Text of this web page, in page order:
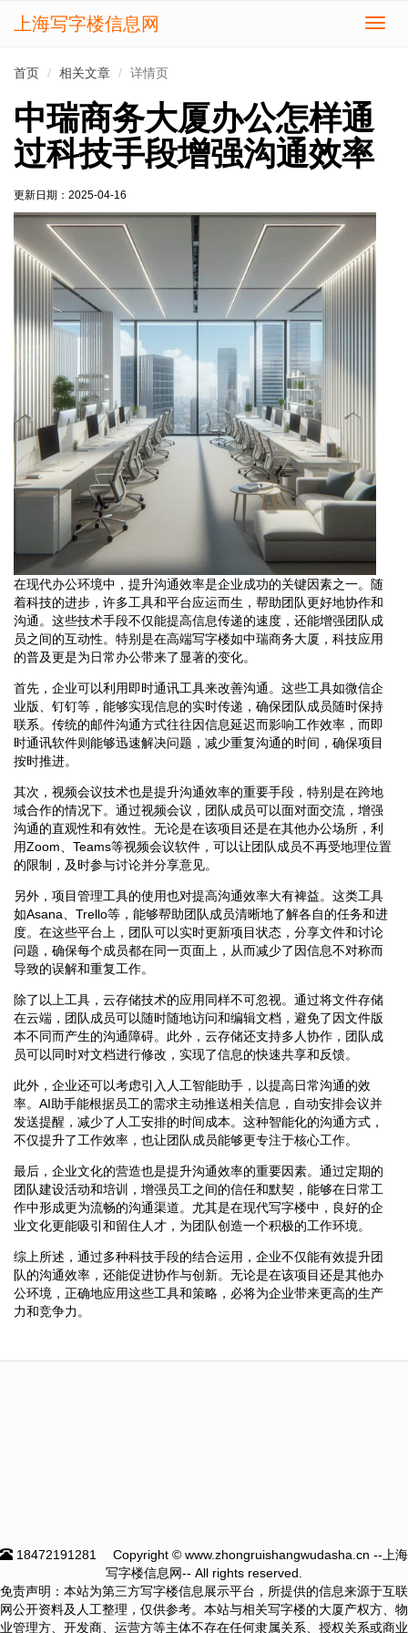
切
上海写字楼信息网
首页 相关文章 详情页
中瑞商务大厦办公怎样通
过科技手段增强沟通效率
更新日期： 2025-04-16
在现代办公环境中，提升沟通效率是企业成功的关键因素之一。随
着科技的进步，许多工具和平台应运而生，帮助团队更好地协作和
沟通。这些技术手段不仅能提高信息传递的速度，还能增强团队成
员之间的互动性。特别是在高端写字楼如中瑞商务大厦，科技应用
的普及更是为日常办公带来了显著的变化。
首先，企业可以利用即时通讯工具来改善沟通。这些工具如微信企
业版、钉钉等，能够实现信息的实时传递，确保团队成员随时保持
联系。传统的邮件沟通方式往往因信息延迟而影响工作效率，而即
时通讯软件则能够迅速解决问题，减少重复沟通的时间，确保项目
按时推进。
其次，视频会议技术也是提升沟通效率的重要手段，特别是在跨地
域合作的情况下。通过视频会议，团队成员可以面对面交流，增强
沟通的直观性和有效性。无论是在该项目还是在其他办公场所，利
用Zoom、Teams等视频会议软件，可以让团队成员不再受地理位置
的限制，及时参与讨论并分享意见。
另外，项目管理工具的使用也对提高沟通效率大有裨益。这类工具
如Asana、Trello等，能够帮助团队成员清晰地了解各自的任务和进
度。在这些平台上，团队可以实时更新项目状态，分享文件和讨论
问题，确保每个成员都在同一页面上，从而减少了因信息不对称而
导致的误解和重复工作。
除了以上工具，云存储技术的应用同样不可忽视。通过将文件存储
在云端，团队成员可以随时随地访问和编辑文档，避免了因文件版
本不同而产生的沟通障碍。此外，云存储还支持多人协作，团队成
员可以同时对文档进行修改，实现了信息的快速共享和反馈。
此外，企业还可以考虑引入人工智能助手，以提高日常沟通的效
率。AI助手能根据员工的需求主动推送相关信息，自动安排会议并
发送提醒，减少了人工安排的时间成本。这种智能化的沟通方式，
不仅提升了工作效率，也让团队成员能够更专注于核心工作。
最后，企业文化的营造也是提升沟通效率的重要因素。通过定期的
团队建设活动和培训，增强员工之间的信任和默契，能够在日常工
作中形成更为流畅的沟通渠道。尤其是在现代写字楼中，良好的企
业文化更能吸引和留住人才，为团队创造一个积极的工作环境。
综上所述，通过多种科技手段的结合运用，企业不仅能有效提升团
队的沟通效率，还能促进协作与创新。无论是在该项目还是其他办
公环境，正确地应用这些工具和策略，必将为企业带来更高的生产
力和竞争力。
18472191281
Copyright © www.zhongruishangwudasha.cn --上海
写字楼信息网-- All rights reserved.
免责声明：本站为第三方写字楼信息展示平台，所提供的信息来源于互联
网公开资料及人工整理，仅供参考。本站与相关写字楼的大厦产权方、物
业管理方、开发商、运营方等主体不存在任何隶属关系、授权关系或商业